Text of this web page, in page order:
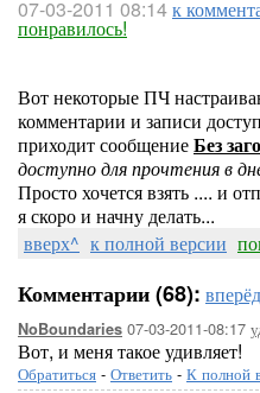
07-03-2011 08:14к
понравилось!
Вот некоторые ПЧ
комментарии и записи
приходит сообщениеБез
доступно для прочтения в
Просто хочется взять .... и
я скоро и начну делать...
вверх^ к полной версии
Комментарии (68):
NoBoundaries 07-03-2011-08:17
Вот, и меня такое удивляет!
Обратиться - Ответить - К полной